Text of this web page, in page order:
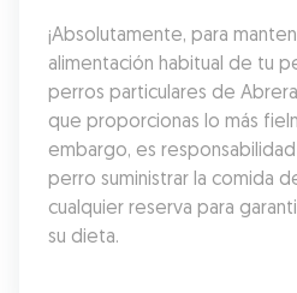
¡Absolutamente, para
alimentación habitual de tu
perros particulares de
que proporcionas lo más
embargo, es
perro suministrar la comida
cualquier reserva para
su dieta.